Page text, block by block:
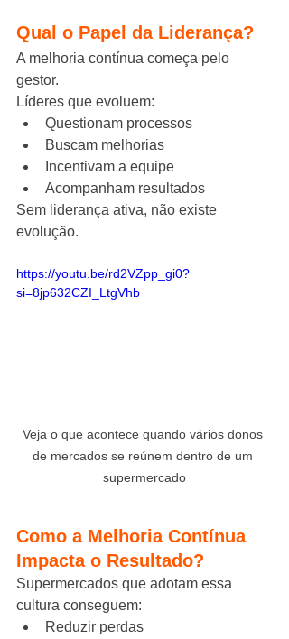
Qual o Papel da Liderança?
A melhoria contínua começa pelo
gestor.
Líderes que evoluem:
Questionam processos
Buscam melhorias
Incentivam a equipe
Acompanham resultados
Sem liderança ativa, não existe
evolução.
https://youtu.be/rd2VZpp_gi0?
si=8jp632CZI_LtgVhb
Veja o que acontece quando vários donos
de mercados se reúnem dentro de um
supermercado
Como a Melhoria Contínua
Impacta o Resultado?
Supermercados que adotam essa
cultura conseguem:
Reduzir perdas